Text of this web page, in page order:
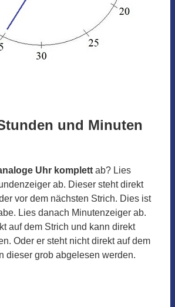
und Minuten
Uhr komplett ab? Lies
ab. Dieser steht direkt
vor dem nächsten Strich. Dies ist
Lies danach Minutenzeiger ab.
auf dem Strich und kann direkt
Oder er steht nicht direkt auf dem
dieser grob abgelesen werden.